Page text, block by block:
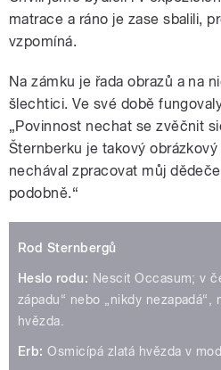
matrace a ráno je zase sbalili,
vzpomíná.
Na zámku je řada obrazů a na
šlechtici. Ve své době
„Povinnost nechat se zvěčnit
Šternberku je takový
nechával zpracovat můj
podobně.“
Rod Sternbergů
Heslo rodu: Nescit Occasum; v
západu“ nebo „nikdy
hvězda.
Erb: Osmicípá zlatá hvězda v